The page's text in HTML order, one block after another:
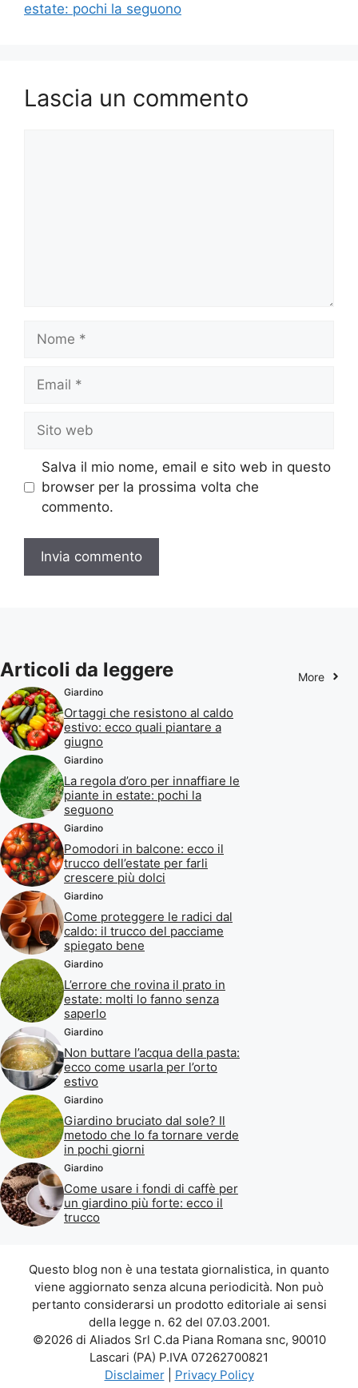
estate: pochi la seguono
Lascia un commento
Nome
Email
Sito
web
Salva il mio nome, email e sito web in questo
browser per la prossima volta che
commento.
Articoli da leggere More
Giardino
Ortaggi che resistono al caldo
estivo: ecco quali piantare a
giugno
Giardino
La regola d’oro per innaffiare le
piante in estate: pochi la
seguono
Giardino
Pomodori in balcone: ecco il
trucco dell’estate per farli
crescere più dolci
Giardino
Come proteggere le radici dal
caldo: il trucco del pacciame
spiegato bene
Giardino
L’errore che rovina il prato in
estate: molti lo fanno senza
saperlo
Giardino
Non buttare l’acqua della pasta:
ecco come usarla per l’orto
estivo
Giardino
Giardino bruciato dal sole? Il
metodo che lo fa tornare verde
in pochi giorni
Giardino
Come usare i fondi di caffè per
un giardino più forte: ecco il
trucco
Questo blog non è una testata giornalistica, in quanto
viene aggiornato senza alcuna periodicità. Non può
pertanto considerarsi un prodotto editoriale ai sensi
della legge n. 62 del 07.03.2001.
©2026 di Aliados Srl C.da Piana Romana snc, 90010
Lascari (PA) P.IVA 07262700821
Disclaimer| Privacy Policy